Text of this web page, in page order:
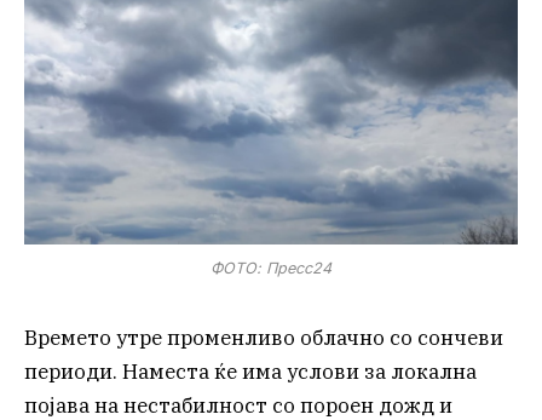
ФОТО: Пресс24
Времето утре променливо облачно со сончеви
периоди. Наместа ќе има услови за локална
појава на нестабилност со пороен дожд и